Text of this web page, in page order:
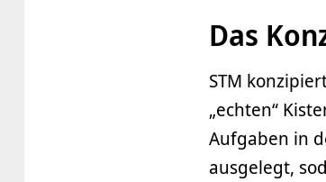
Das
STM
„echten“
Aufgaben in
ausgelegt,